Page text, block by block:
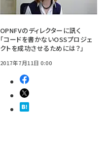
OPNFVのディレクターに訊く
「コードを書かないOSSプロジェ
クトを成功させるためには？」
2017年7月11日 0:00